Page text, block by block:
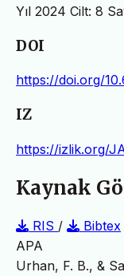
Yıl 2024 Cilt: 8
DOI
https://doi.org/
IZ
https://izlik.org/
Kaynak
RIS /
Bibtex
APA
Urhan, F. B., &